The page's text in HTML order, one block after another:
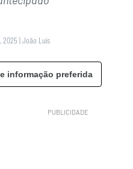
2025 |João Luís
informação preferida